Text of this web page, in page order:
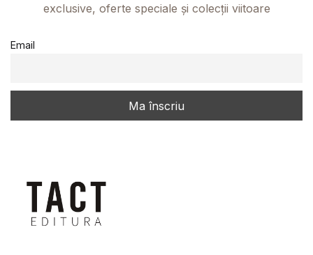
exclusive, oferte speciale și colecții viitoare
Email